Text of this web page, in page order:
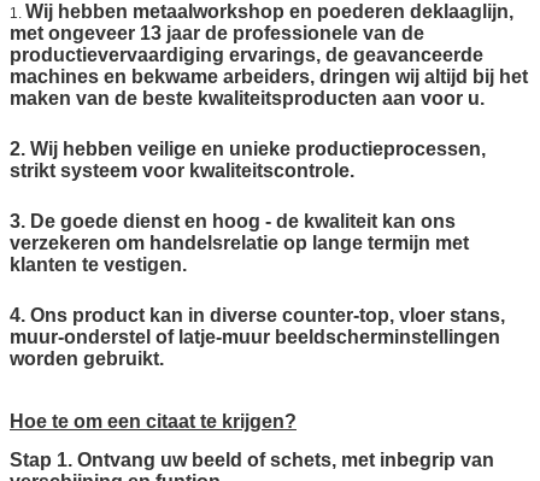
VERZENDEN
1. Wij hebben metaalworkshop en poederen deklaaglijn,
met ongeveer 13 jaar de professionele van de
productievervaardiging ervarings, de geavanceerde
machines en bekwame arbeiders, dringen wij altijd bij het
maken van de beste kwaliteitsproducten aan voor u.
2. Wij hebben veilige en unieke productieprocessen,
strikt systeem voor kwaliteitscontrole.
3. De goede dienst en hoog - de kwaliteit kan ons
verzekeren om handelsrelatie op lange termijn met
klanten te vestigen.
4. Ons product kan in diverse counter-top, vloer stans,
muur-onderstel of latje-muur beeldscherminstellingen
worden gebruikt.
Hoe te om een citaat te krijgen?
Stap 1. Ontvang uw beeld of schets, met inbegrip van